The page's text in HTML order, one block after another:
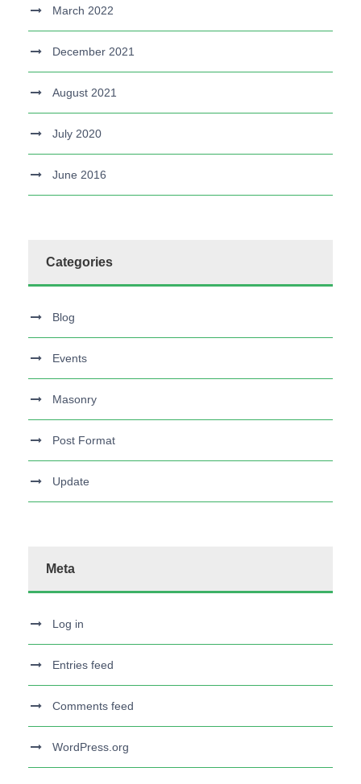
March 2022
December 2021
August 2021
July 2020
June 2016
Categories
Blog
Events
Masonry
Post Format
Update
Meta
Log in
Entries feed
Comments feed
WordPress.org